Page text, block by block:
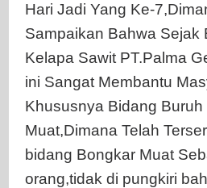
Hari Jadi Yang Ke-
Sampaikan Bahwa Sejak
Kelapa Sawit PT.Palma
ini Sangat Membantu
Khususnya Bidang
Muat,Dimana Telah
bidang Bongkar Muat
orang,tidak di pungkiri